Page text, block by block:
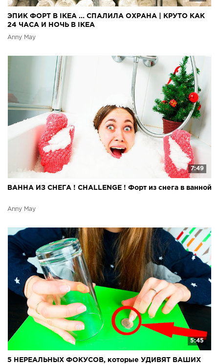
ЭПИК ФОРТ В IKEA ... СПАЛИЛА ОХРАНА | КРУТО КАК
24 ЧАСА И НОЧЬ В IKEA
Anny May
7:49
ВАННА ИЗ СНЕГА ! CHALLENGE ! Форт из снега в ванной
Anny May
5:45
5 НЕРЕАЛЬНЫХ ФОКУСОВ, которые УДИВЯТ ВАШИХ